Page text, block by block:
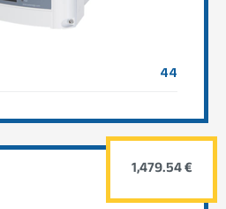
44
1,479.54 €